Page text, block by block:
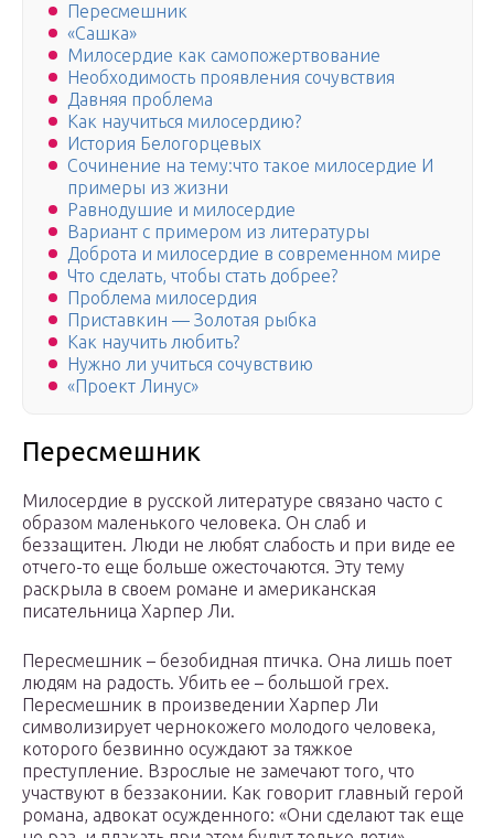
Пересмешник
«Сашка»
Милосердие как самопожертвование
Необходимость проявления сочувствия
Давняя проблема
Как научиться милосердию?
История Белогорцевых
Сочинение на тему:что такое милосердие И
примеры из жизни
Равнодушие и милосердие
Вариант с примером из литературы
Доброта и милосердие в современном мире
Что сделать, чтобы стать добрее?
Проблема милосердия
Приставкин — Золотая рыбка
Как научить любить?
Нужно ли учиться сочувствию
«Проект Линус»
Пересмешник
Милосердие в русской литературе связано часто с
образом маленького человека. Он слаб и
беззащитен. Люди не любят слабость и при виде ее
отчего-то еще больше ожесточаются. Эту тему
раскрыла в своем романе и американская
писательница Харпер Ли.
Пересмешник – безобидная птичка. Она лишь поет
людям на радость. Убить ее – большой грех.
Пересмешник в произведении Харпер Ли
символизирует чернокожего молодого человека,
которого безвинно осуждают за тяжкое
преступление. Взрослые не замечают того, что
участвуют в беззаконии. Как говорит главный герой
романа, адвокат осужденного: «Они сделают так еще